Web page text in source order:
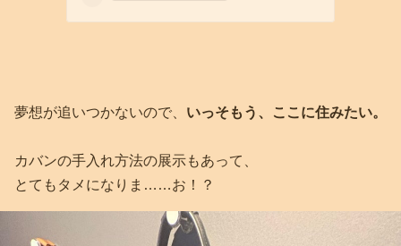
夢想が追いつかないので、 いっそもう、ここに住みたい。
カバンの手入れ方法の展示もあって、
とてもタメになりま……お！？